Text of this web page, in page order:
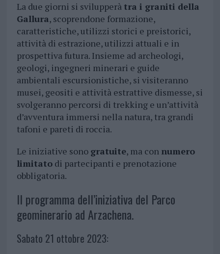
La due giorni si svilupperà tra i graniti della
Gallura, scoprendone formazione,
caratteristiche, utilizzi storici e preistorici,
attività di estrazione, utilizzi attuali e in
prospettiva futura. Insieme ad archeologi,
geologi, ingegneri minerari e guide
ambientali escursionistiche, si visiteranno
musei, geositi e attività estrattive dismesse, si
svolgeranno percorsi di trekking e un’attività
d’avventura immersi nella natura, tra grandi
tafoni e pareti di roccia.
Le iniziative sono gratuite, ma con numero
limitatodi partecipanti e prenotazione
obbligatoria.
Il programma dell’iniziativa del Parco
geominerario ad Arzachena.
Sabato 21 ottobre 2023: